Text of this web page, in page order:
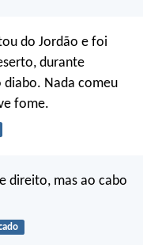
do Jordão e foi
durante
Nada comeu
fome.
direito, mas ao cabo